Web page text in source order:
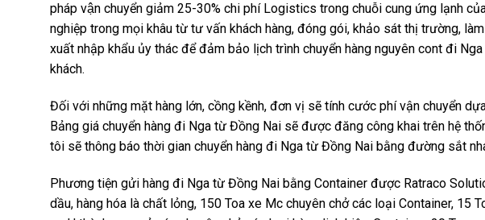
pháp vận chuyển giảm 25-30% chi phí Logistics trong chuỗi cung ứng lạnh
nghiệp trong mọi khâu từ tư vấn khách hàng, đóng gói, khảo sát thị trường,
xuất nhập khẩu ủy thác để đảm bảo lịch trình chuyển hàng nguyên cont đi
khách.
Đối với những mặt hàng lớn, cồng kềnh, đơn vị sẽ tính cước phí vận chuyển
Bảng giá chuyển hàng đi Nga từ Đồng Nai sẽ được đăng công khai trên hệ
tôi sẽ thông báo thời gian chuyển hàng đi Nga từ Đồng Nai bằng đường sắt
Phương tiện gửi hàng đi Nga từ Đồng Nai bằng Container được Ratraco
dầu, hàng hóa là chất lỏng, 150 Toa xe Mc chuyên chở các loại Container, 15